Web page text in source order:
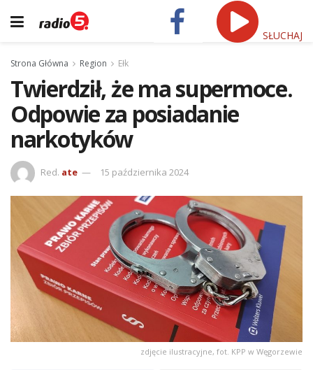
SŁUCHAJ
Strona Główna Region Ełk
Twierdził, że ma supermoce.
Odpowie za posiadanie
narkotyków
Red. ate 15 października 2024
zdjęcie ilustracyjne, fot. KPP w Węgorzewie